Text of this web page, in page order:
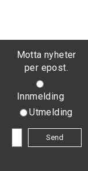
Motta nyheter
per epost.
Innmelding
Utmelding